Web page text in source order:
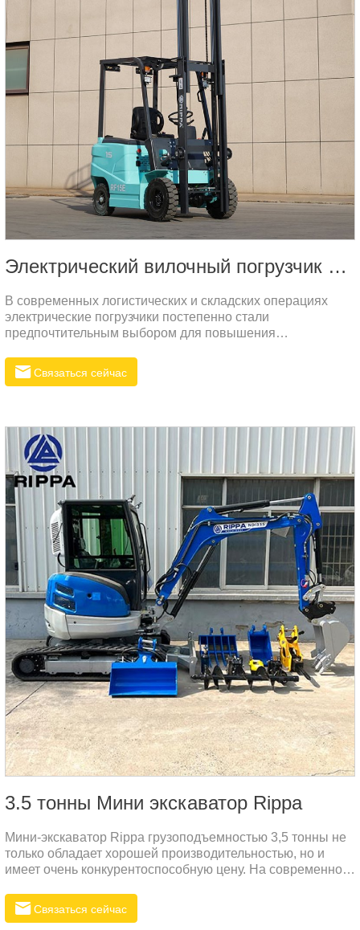
Электрический вилочный погрузчик RF15E
В современных логистических и складских операциях
электрические погрузчики постепенно стали
предпочтительным выбором для повышения
Электропогрузчик RF15E стал популярным устройством
на рынке благодаря своим превосходным параметрам
Связаться сейчас
3.5 тонны Мини экскаватор Rippa
Мини-экскаватор Rippa грузоподъемностью 3,5 тонны не
только обладает хорошей производительностью, но и
имеет очень конкурентоспособную цену. На современном
сосуществования высокого качества и разумных цен,
чтобы предоставить клиентам наиболее экономически
Связаться сейчас